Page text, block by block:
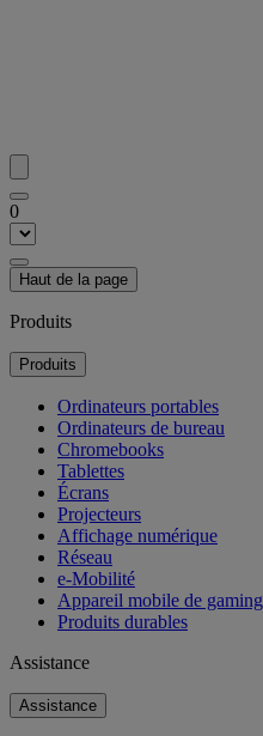
0
Haut de la page
Produits
Produits
Ordinateurs portables
Ordinateurs de bureau
Chromebooks
Tablettes
Écrans
Projecteurs
Affichage numérique
Réseau
e-Mobilité
Appareil mobile de gaming
Produits durables
Assistance
Assistance